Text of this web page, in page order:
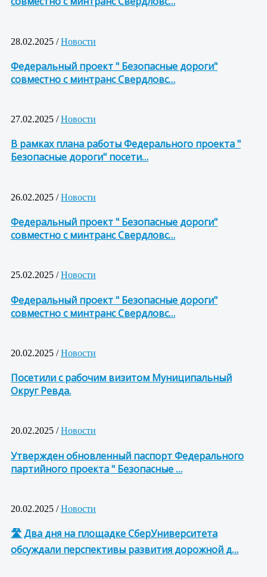
28.02.2025 /Новости
Федеральный проект " Безопасные дороги"
совместно с минтранс Свердловс…
27.02.2025 /Новости
В рамках плана работы Федерального проекта "
Безопасные дороги" посети…
26.02.2025 /Новости
Федеральный проект " Безопасные дороги"
совместно с минтранс Свердловс…
25.02.2025 /Новости
Федеральный проект " Безопасные дороги"
совместно с минтранс Свердловс…
20.02.2025 /Новости
Посетили с рабочим визитом Муниципальный
Округ Ревда.
20.02.2025 /Новости
Утвержден обновленный паспорт Федерального
партийного проекта " Безопасные …
20.02.2025 /Новости
🛣 Два дня на площадке СберУниверситета
обсуждали перспективы развития дорожной д…